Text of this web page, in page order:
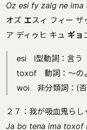
Oz esi fy zalg ne
オズ エスィ フィー ザ
ア ディゥヒ キュ ギョ
esi l型動詞：言う
toxof 動詞：～の
woi 非分類詞：(否
２７：我が吸血鬼らし
Ja bo tena ima toxof